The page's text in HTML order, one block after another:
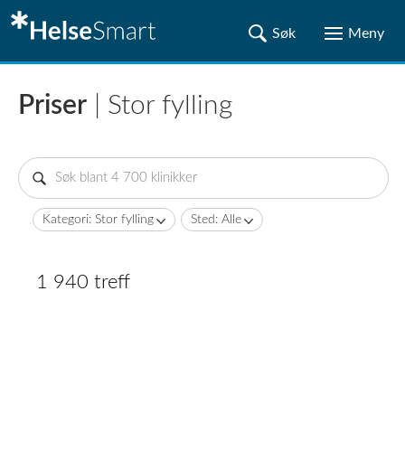
Priser | Stor fylling
Kategori: Stor fylling Sted: Alle
1 940 treff